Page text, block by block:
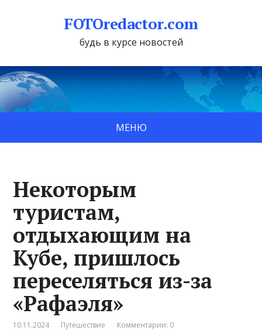
FOTOredactor.com
будь в курсе новостей
МЕНЮ
Некоторым
туристам,
отдыхающим на
Кубе, пришлось
переселяться из-за
«Рафаэля»
10.11.2024 Путешествие Комментарии: 0